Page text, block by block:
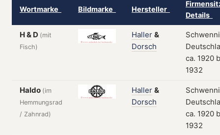
Wortmarke Bildmarke Hersteller
Details
H & D (mit
Fisch)
Haller &
Dorsch
ca. 1920
1932
Haldo (im
Hemmungsrad
/ Zahnrad)
Haller &
Dorsch
ca. 1920
1932